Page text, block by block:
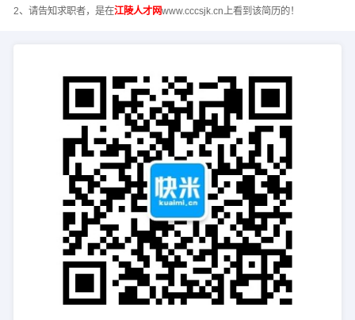
2、请告知求职者，是在江陵人才网www.cccsjk.cn上看到该简历的！